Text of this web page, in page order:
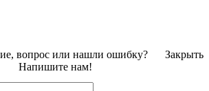
Закрыть
вопрос или нашли ошибку?
Напишите нам!